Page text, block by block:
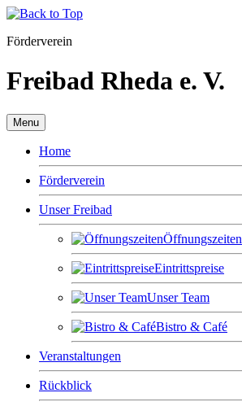
Förderverein
Freibad Rheda e. V.
Menu
Home
Förderverein
Unser Freibad
Öffnungszeiten
Eintrittspreise
Unser Team
Bistro & Café
Veranstaltungen
Rückblick